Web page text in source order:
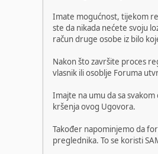
Imate mogućnost, tijekom
ste da nikada nećete svoju
račun druge osobe iz bilo
Nakon što završite proces
vlasnik ili osoblje Foruma
Imajte na umu da sa
kršenja ovog Ugovora.
Također napominjemo da
preglednika. To se koristi